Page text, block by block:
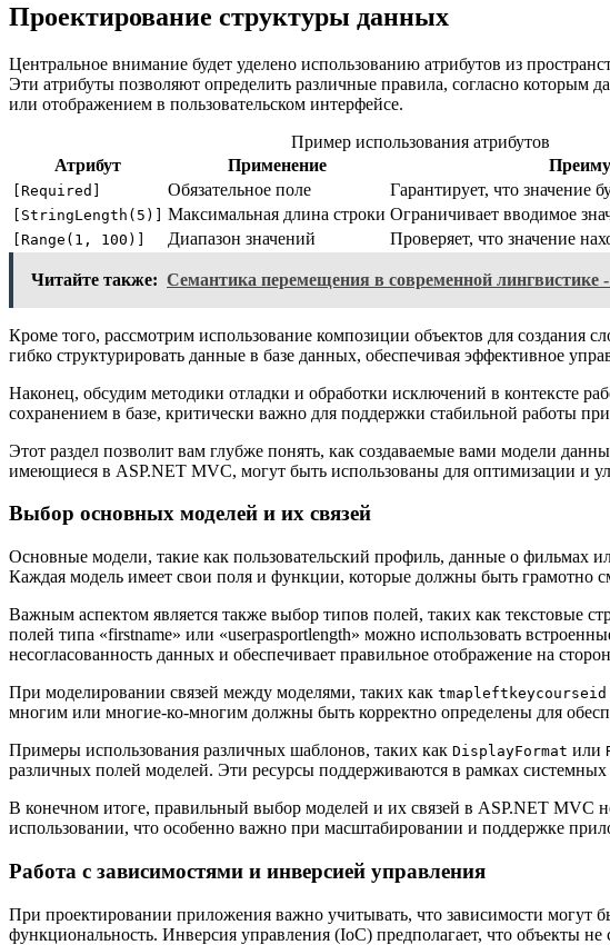
Проектирование структуры данных
Центральное внимание будет уделено использованию атрибутов из
Эти атрибуты позволяют определить различные правила, согласно которым
или отображением в пользовательском интерфейсе.
Пример использования атрибутов
Атрибут
Применение
[Required] Обязательное поле Гарантирует, что значение
[StringLength(5)] Максимальная длина строки Ограничивает вводимое
[Range(1, 100)] Диапазон значений Проверяет, что значение
Читайте также: Семантика перемещения в современной
Кроме того, рассмотрим использование композиции объектов для
гибко структурировать данные в базе данных, обеспечивая эффективное
Наконец, обсудим методики отладки и обработки исключений в контексте
сохранением в базе, критически важно для поддержки стабильной работы
Этот раздел позволит вам глубже понять, как создаваемые вами модели
имеющиеся в ASP.NET MVC, могут быть использованы для оптимизации и
Выбор основных моделей и их связей
Основные модели, такие как пользовательский профиль, данные о фильмах
Каждая модель имеет свои поля и функции, которые должны быть грамотно
Важным аспектом является также выбор типов полей, таких как текстовые
полей типа «firstname» или «userpasportlength» можно использовать
несогласованность данных и обеспечивает правильное отображение на
При моделировании связей между моделями, таких как tmapleftkeycourseid
многим или многие-ко-многим должны быть корректно определены для
Примеры использования различных шаблонов, таких как DisplayFormat или
различных полей моделей. Эти ресурсы поддерживаются в рамках
В конечном итоге, правильный выбор моделей и их связей в ASP.NET MVC
использовании, что особенно важно при масштабировании и поддержке
Работа с зависимостями и инверсией управления
При проектировании приложения важно учитывать, что зависимости
функциональность. Инверсия управления (IoC) предполагает, что объекты